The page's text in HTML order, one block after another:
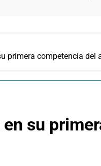
primera competencia del
su